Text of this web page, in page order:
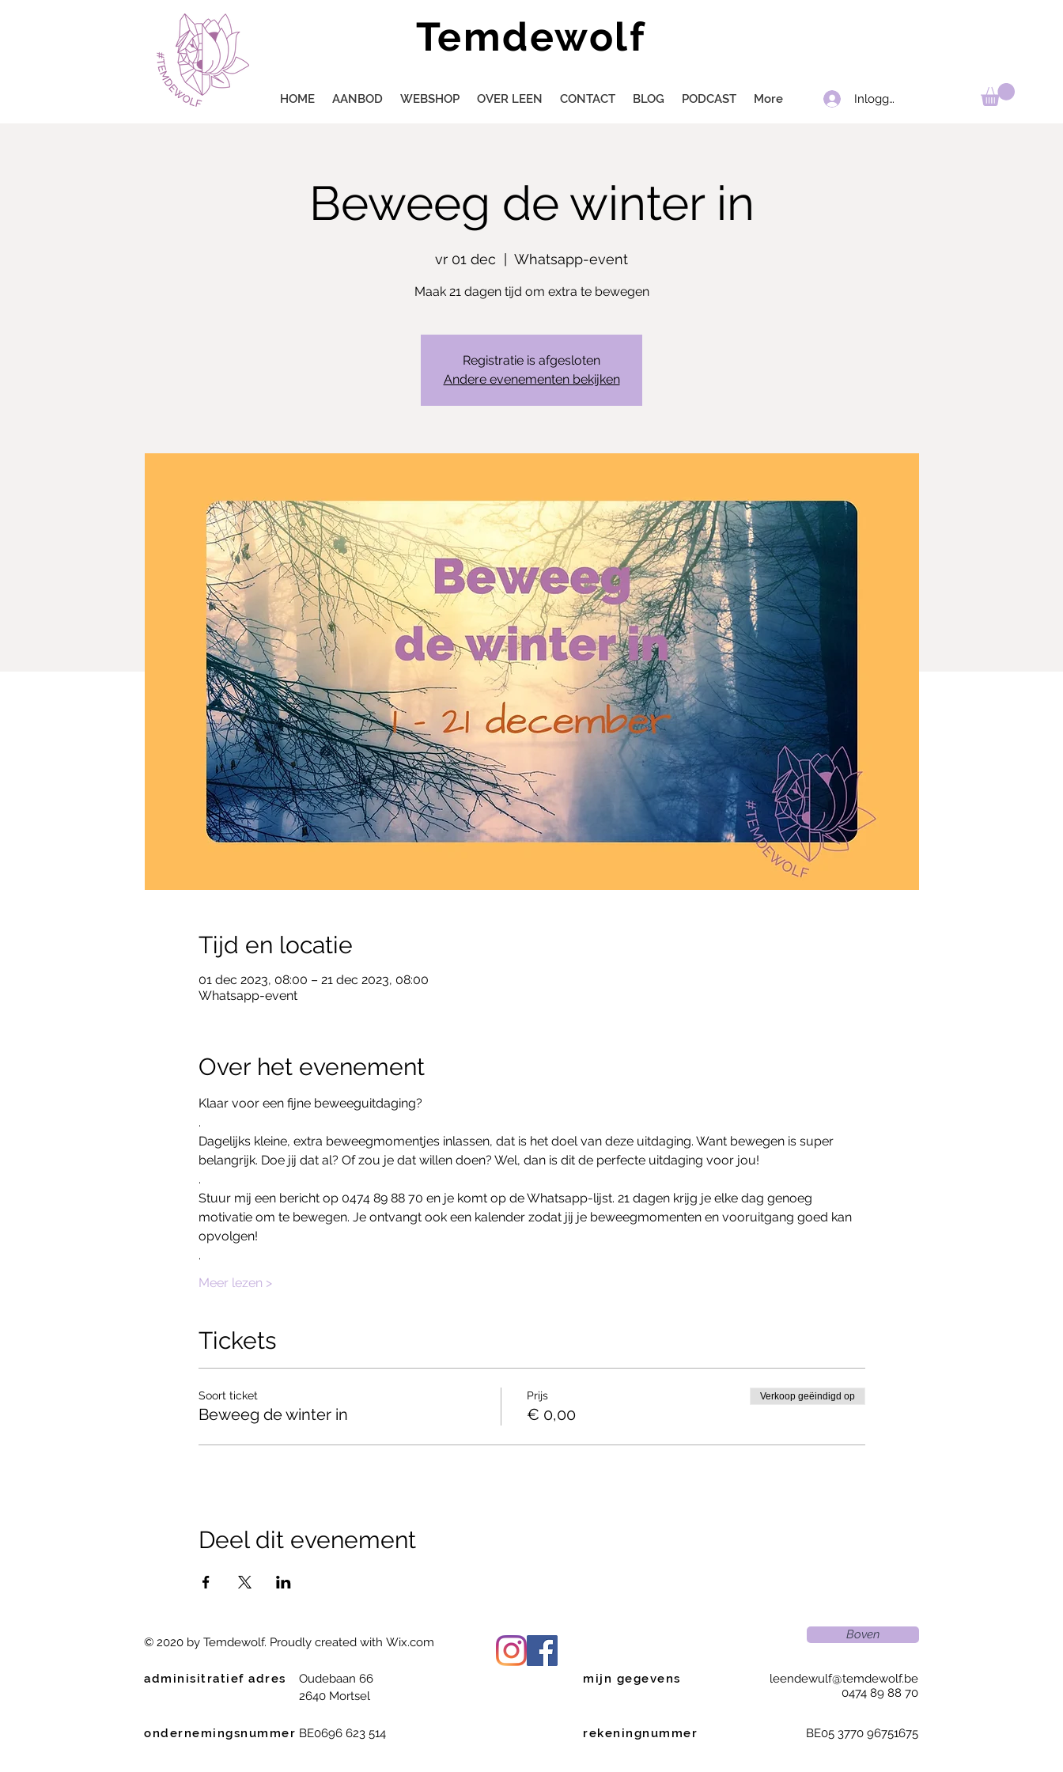
Temdewolf
HOME AANBOD WEBSHOP OVER LEEN CONTACT BLOG PODCAST More Inloggen
Beweeg de winter in
vr 01 dec Whatsapp-event
Maak 21 dagen tijd om extra te bewegen
Registratie is afgesloten
Andere evenementen bekijken
Tijd en locatie
01 dec 2023, 08:00 – 21 dec 2023, 08:00
Whatsapp-event
Over het evenement
Klaar voor een fijne beweeguitdaging?
.
Dagelijks kleine, extra beweegmomentjes inlassen, dat is het doel van deze uitdaging. Want bewegen is super
belangrijk. Doe jij dat al? Of zou je dat willen doen? Wel, dan is dit de perfecte uitdaging voor jou!
.
Stuur mij een bericht op 0474 89 88 70 en je komt op de Whatsapp-lijst. 21 dagen krijg je elke dag genoeg
motivatie om te bewegen. Je ontvangt ook een kalender zodat jij je beweegmomenten en vooruitgang goed kan
opvolgen!
.
Meer lezen >
Tickets
Soort ticket
Beweeg de winter in
Prijs
€ 0,00
Verkoop geëindigd op
Deel dit evenement
© 2020 by Temdewolf. Proudly created with Wix.com
adminisitratief adres
Oudebaan 66
2640 Mortsel
mijn gegevens
ondernemingsnummer BE0696 623 514 rekeningnummer
Boven
leendewulf@temdewolf.be
0474 89 88 70
BE05 3770 96751675